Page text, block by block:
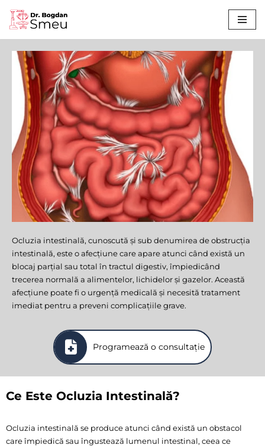
Sari
conținut
Ocluzie
Intestinală
Ocluzia intestinală, cunoscută și sub denumirea de obstrucția
intestinală, este o afecțiune care apare atunci când există un
blocaj parțial sau total în tractul digestiv, împiedicând
trecerea normală a alimentelor, lichidelor și gazelor. Această
afecțiune poate fi o urgență medicală și necesită tratament
imediat pentru a preveni complicațiile grave.
Programează o consultație
Ce Este Ocluzia Intestinală?
Ocluzia intestinală se produce atunci când există un obstacol
care împiedică sau îngustează lumenul intestinal, ceea ce